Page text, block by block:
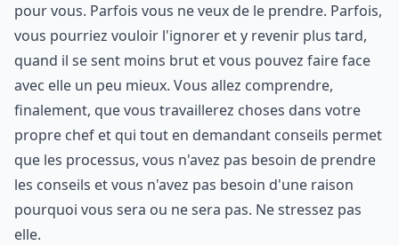
pour vous. Parfois vous ne veux de le prendre. Parfois,
vous pourriez vouloir l'ignorer et y revenir plus tard,
quand il se sent moins brut et vous pouvez faire face
avec elle un peu mieux. Vous allez comprendre,
finalement, que vous travaillerez choses dans votre
propre chef et qui tout en demandant conseils permet
que les processus, vous n'avez pas besoin de prendre
les conseils et vous n'avez pas besoin d'une raison
pourquoi vous sera ou ne sera pas. Ne stressez pas
elle.